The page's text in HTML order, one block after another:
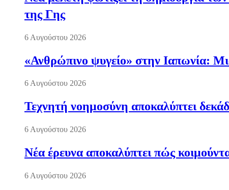
της Γης
6 Αυγούστου 2026
«Ανθρώπινο ψυγείο» στην Ιαπωνία:
6 Αυγούστου 2026
Τεχνητή νοημοσύνη αποκαλύπτει
6 Αυγούστου 2026
Νέα έρευνα αποκαλύπτει πώς
6 Αυγούστου 2026